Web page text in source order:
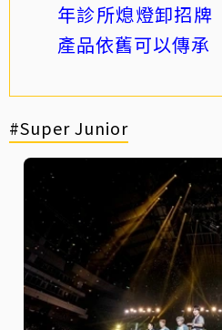
年診所熄燈卸招
產品依舊可以傳承
#Super Junior